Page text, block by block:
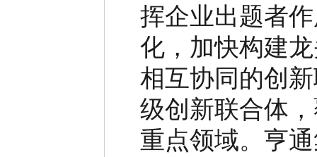
挥企业出题者
化，加快构建
相互协同的创
级创新联合体
重点领域。亨